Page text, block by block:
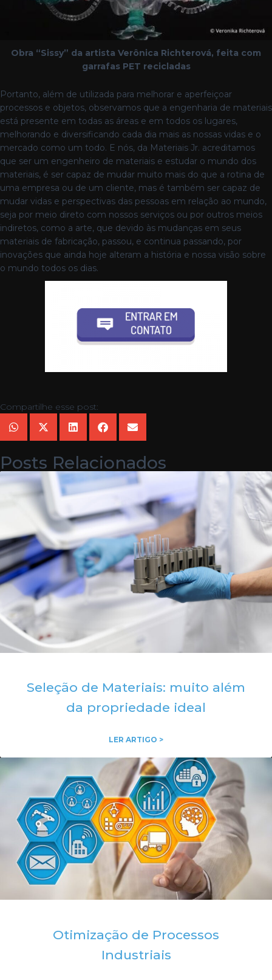
Obra “Sissy” da artista Verônica Richterová, feita com
garrafas PET recicladas
Portanto, além de utilizada para melhorar e aperfeiçoar
processos e objetos, observamos que a engenharia de materiais
está presente em todas as áreas e em todos os lugares,
melhorando e diversificando cada dia mais as nossas vidas e o
mercado como um todo. E nós, da Materiais Jr. acreditamos
que ser um engenheiro de materiais e estudar o mundo dos
materiais, é ser capaz de mudar muito mais do que a rotina de
uma empresa ou de um cliente, mas é também ser capaz de
mudar vidas e perspectivas das pessoas em relação ao mundo,
seja por meio direto com nossos serviços ou por outros meios
indiretos, como a arte, que devido às mudanças em seus
materiais de fabricação, passou, e continua passando, por
inovações que ainda hoje alteram a história e nossa visão sobre
o mundo todos os dias.
Compartilhe esse post:
Posts Relacionados
Seleção de Materiais: muito além
da propriedade ideal
LER ARTIGO >
Otimização de Processos
Industriais